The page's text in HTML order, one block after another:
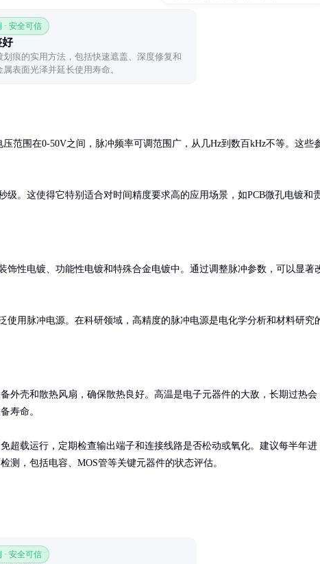
· 安全可信
好
痕的实用方法，包括快速遮盖、深度修复和
表面光泽并延长使用寿命。
范围在0-50V之间，脉冲频率可调范围广，从几Hz到数百kHz不等。这些
级。这使得它特别适合对时间精度要求高的应用场景，如PCB微孔电镀和
饰性电镀、功能性电镀和特殊合金电镀中。通过调整脉冲参数，可以显著
使用脉冲电源。在科研领域，高精度的脉冲电源是电化学分析和材料研究
外壳和散热风扇，确保散热良好。高温是电子元器件的大敌，长期过热会
寿命。
超载运行，定期检查输出端子和连接线路是否松动或氧化。建议每半年进
测，包括电容、MOS管等关键元器件的状态评估。
· 安全可信